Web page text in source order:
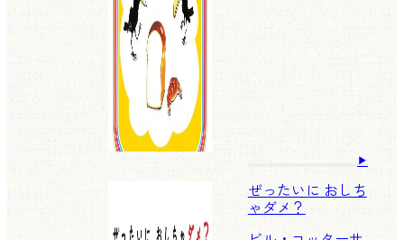
ぜったいに おしち
ゃダメ？